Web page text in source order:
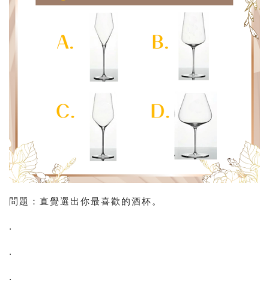
問題：直覺選出你最喜歡的酒杯。
.
.
.